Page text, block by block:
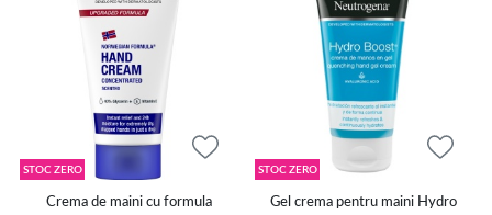
STOC ZERO
Crema de maini cu formula
STOC ZERO
Gel crema pentru maini Hydro